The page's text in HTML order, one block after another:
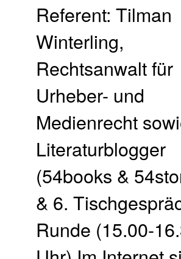
Referent: Tilman
Winterling,
Rechtsanwalt für
Urheber- und
Medienrecht
Literaturblogger
(54books &
& 6.
Runde (15.00-